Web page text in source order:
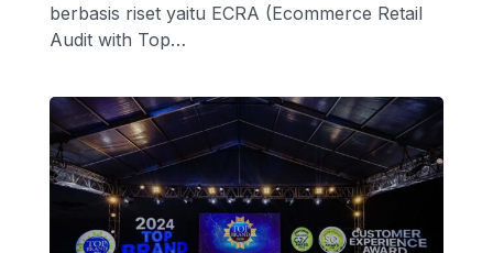
berbasis riset yaitu ECRA (Ecommerce Retail
Audit with Top…